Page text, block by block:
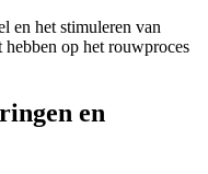
en het stimuleren van
op het rouwproces
en